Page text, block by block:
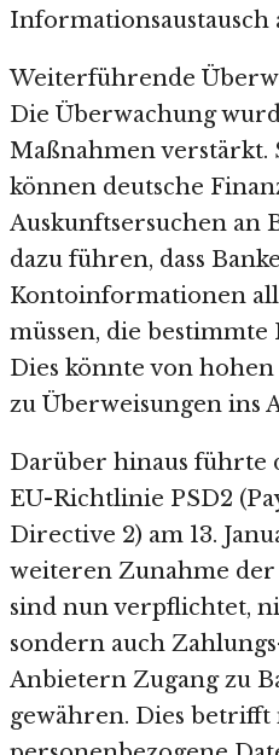
Informationsaustausch
Weiterführende
Die Überwachung
Maßnahmen verstärkt.
können deutsche
Auskunftsersuchen an
dazu führen, dass
Kontoinformationen
müssen, die
Dies könnte von
zu Überweisungen ins
Darüber hinaus führte
EU-Richtlinie PSD2
Directive 2) am 13.
weiteren Zunahme der
sind nun verpflichtet,
sondern auch
Anbietern Zugang zu
gewähren. Dies